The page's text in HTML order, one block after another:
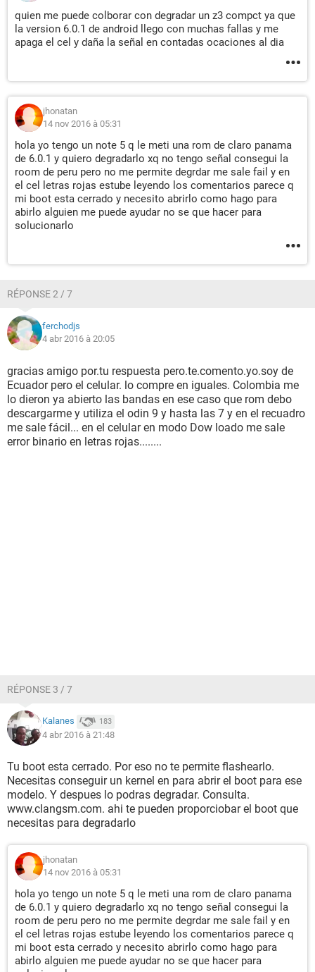
quien me puede colborar con degradar un z3 compct ya que
la version 6.0.1 de android llego con muchas fallas y me
apaga el cel y daña la señal en contadas ocaciones al dia
jhonatan
14 nov 2016 à 05:31
hola yo tengo un note 5 q le meti una rom de claro panama
de 6.0.1 y quiero degradarlo xq no tengo señal consegui la
room de peru pero no me permite degrdar me sale fail y en
el cel letras rojas estube leyendo los comentarios parece q
mi boot esta cerrado y necesito abrirlo como hago para
abirlo alguien me puede ayudar no se que hacer para
solucionarlo
RÉPONSE 2 / 7
ferchodjs
4 abr 2016 à 20:05
gracias amigo por.tu respuesta pero.te.comento.yo.soy de
Ecuador pero el celular. lo compre en iguales. Colombia me
lo dieron ya abierto las bandas en ese caso que rom debo
descargarme y utiliza el odin 9 y hasta las 7 y en el recuadro
me sale fácil... en el celular en modo Dow loado me sale
error binario en letras rojas........
RÉPONSE 3 / 7
Kalanes 183
4 abr 2016 à 21:48
Tu boot esta cerrado. Por eso no te permite flashearlo.
Necesitas conseguir un kernel en para abrir el boot para ese
modelo. Y despues lo podras degradar. Consulta.
www.clangsm.com. ahi te pueden proporciobar el boot que
necesitas para degradarlo
jhonatan
14 nov 2016 à 05:31
hola yo tengo un note 5 q le meti una rom de claro panama
de 6.0.1 y quiero degradarlo xq no tengo señal consegui la
room de peru pero no me permite degrdar me sale fail y en
el cel letras rojas estube leyendo los comentarios parece q
mi boot esta cerrado y necesito abrirlo como hago para
abirlo alguien me puede ayudar no se que hacer para